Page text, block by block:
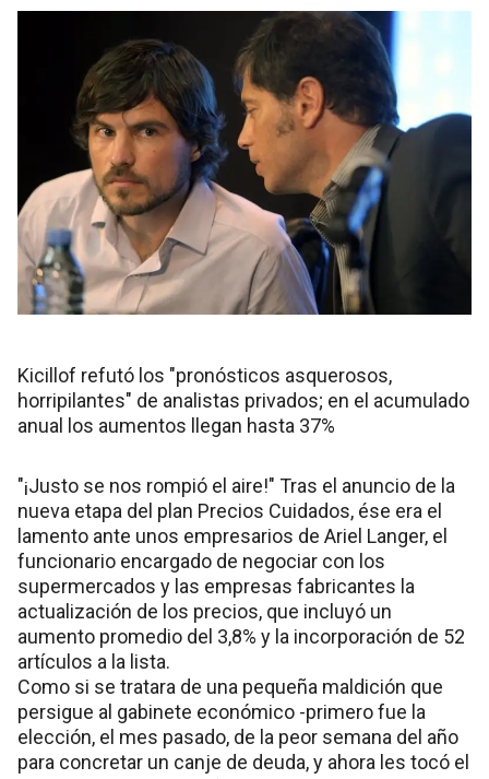
Kicillof refutó los "pronósticos asquerosos,
horripilantes" de analistas privados; en el acumulado
anual los aumentos llegan hasta 37%
"¡Justo se nos rompió el aire!" Tras el anuncio de la
nueva etapa del plan Precios Cuidados, ése era el
lamento ante unos empresarios de Ariel Langer, el
funcionario encargado de negociar con los
supermercados y las empresas fabricantes la
actualización de los precios, que incluyó un
aumento promedio del 3,8% y la incorporación de 52
artículos a la lista.
Como si se tratara de una pequeña maldición que
persigue al gabinete económico -primero fue la
elección, el mes pasado, de la peor semana del año
para concretar un canje de deuda, y ahora les tocó el